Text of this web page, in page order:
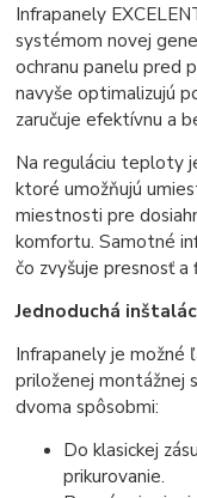
Infrapanely
systémom novej
ochranu panelu pred
navyše optimalizujú
zaručuje efektívnu a
Na reguláciu teploty
ktoré umožňujú
miestnosti pre
komfortu. Samotné
čo zvyšuje presnosť
Jednoduchá
Infrapanely je možné
priloženej montážnej
dvoma spôsobmi:
Do klasickej
prikurovanie.